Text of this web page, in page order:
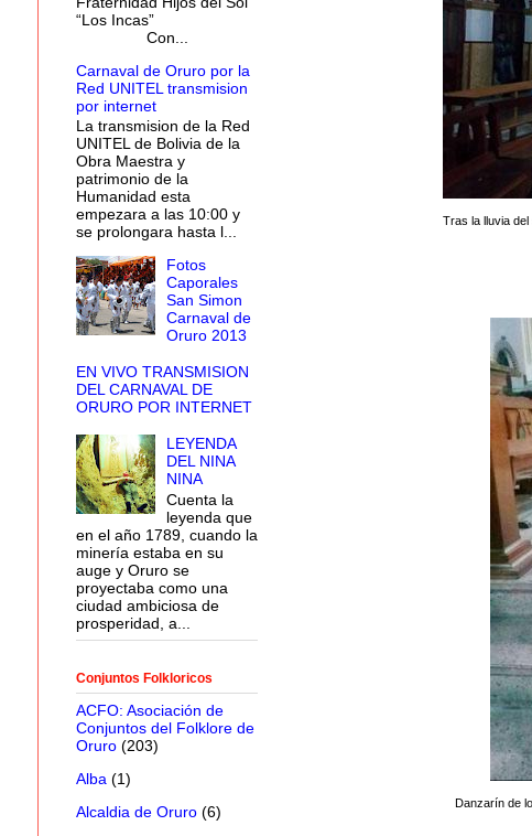
Tras la lluvia
Danzarín de
“Los Incas”
Con...
Carnaval de Oruro por la
Red UNITEL transmision
por internet
La transmision de la Red
UNITEL de Bolivia de la
Obra Maestra y
patrimonio de la
Humanidad esta
empezara a las 10:00 y
se prolongara hasta l...
Fotos
Caporales
San Simon
Carnaval de
Oruro 2013
EN VIVO TRANSMISION
DEL CARNAVAL DE
ORURO POR INTERNET
LEYENDA
DEL NINA
NINA
Cuenta la
leyenda que
en el año 1789, cuando la
minería estaba en su
auge y Oruro se
proyectaba como una
ciudad ambiciosa de
prosperidad, a...
Conjuntos Folkloricos
ACFO: Asociación de
Conjuntos del Folklore de
Oruro (203)
Alba (1)
Alcaldia de Oruro (6)